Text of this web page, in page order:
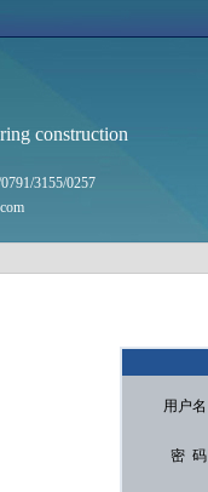
construction
3155/0257
用户
密